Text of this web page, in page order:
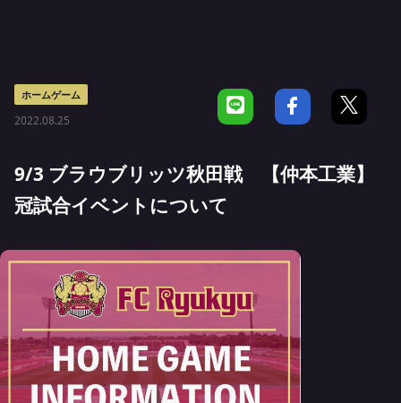
ホームゲーム
2022.08.25
9/3 ブラウブリッツ秋田戦 【仲本工業】
冠試合イベントについて